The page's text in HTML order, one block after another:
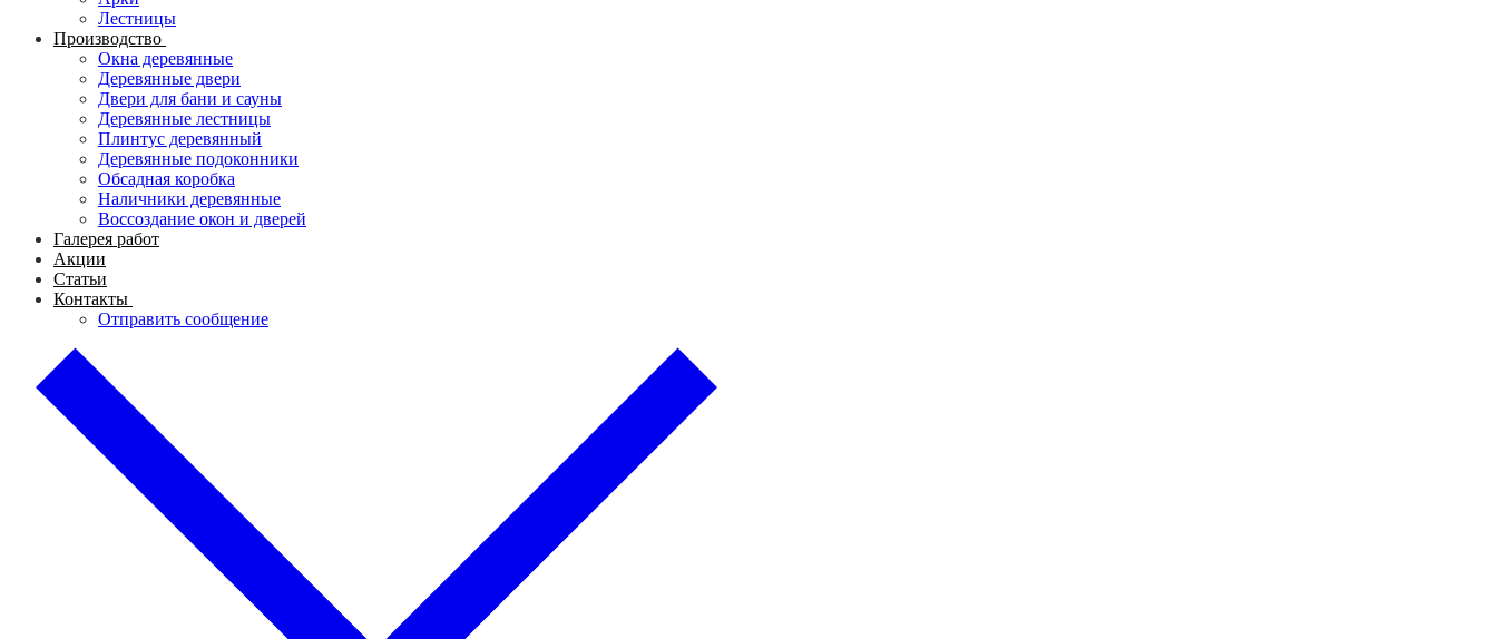
Лестницы
Производство
Окна деревянные
Деревянные двери
Двери для бани и сауны
Деревянные лестницы
Плинтус деревянный
Деревянные подоконники
Обсадная коробка
Наличники деревянные
Воссоздание окон и дверей
Галерея работ
Акции
Статьи
Контакты
Отправить сообщение